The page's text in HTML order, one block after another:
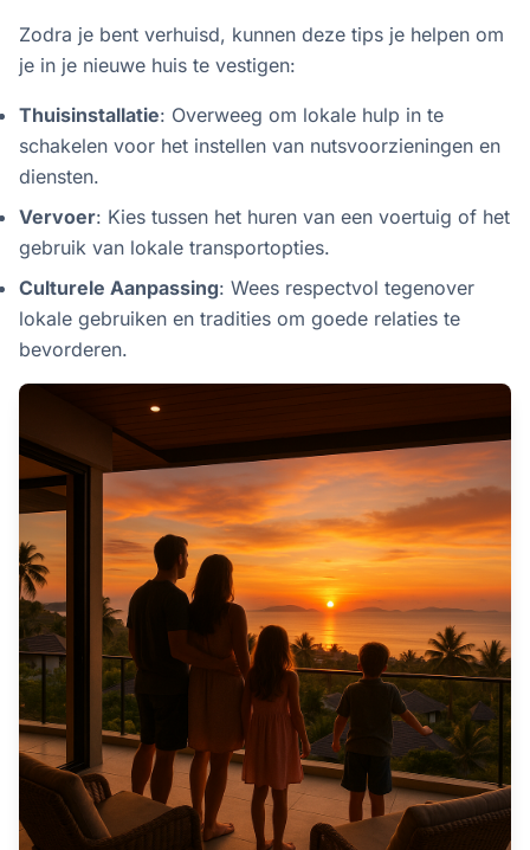
Zodra je bent verhuisd, kunnen deze tips je helpen om
je in je nieuwe huis te vestigen:
Thuisinstallatie: Overweeg om lokale hulp in te
schakelen voor het instellen van nutsvoorzieningen en
diensten.
Vervoer: Kies tussen het huren van een voertuig of het
gebruik van lokale transportopties.
Culturele Aanpassing: Wees respectvol tegenover
lokale gebruiken en tradities om goede relaties te
bevorderen.